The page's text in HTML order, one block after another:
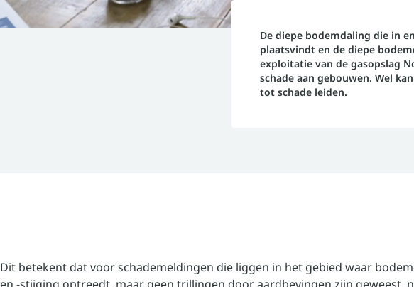
De diepe bodemdaling die in
plaatsvindt en de diepe
exploitatie van de gasopslag
schade aan gebouwen. Wel
tot schade leiden.
Dit betekent dat voor schademeldingen die liggen in het gebied waar